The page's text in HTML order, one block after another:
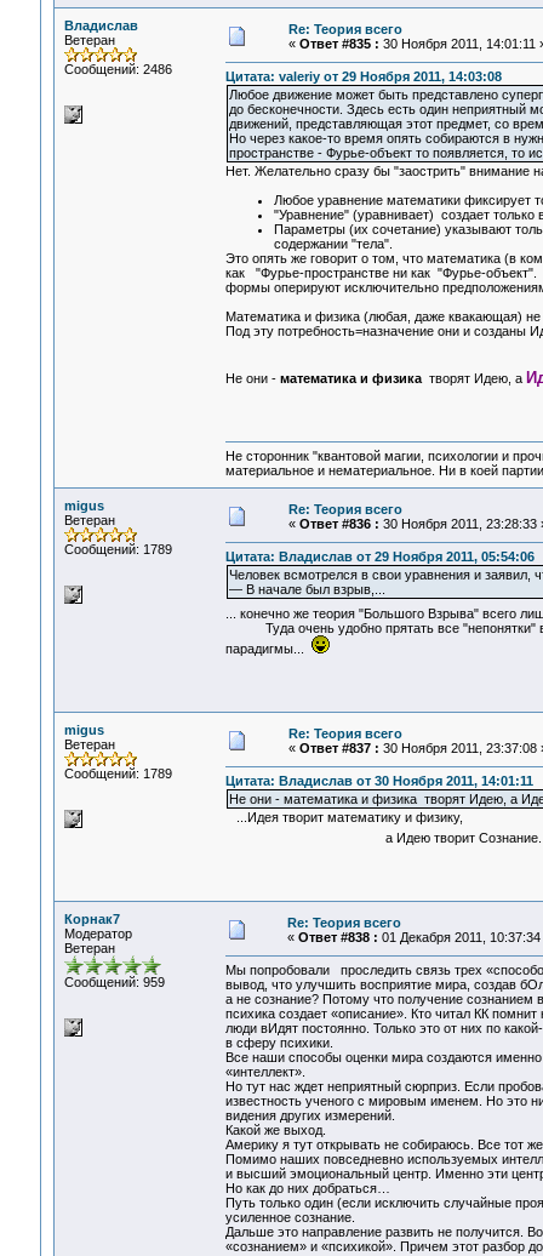
Владислав
Ветеран
Сообщений: 2486
Re: Теория всего
« Ответ #835 : 30 Ноября 2011, 14:01:11
Цитата: valeriy от 29 Ноября 2011, 14:03:08
Любое движение может быть представлено
до бесконечности. Здесь есть один неприятный
движений, представляющая этот предмет, со
Но через какое-то время опять собираются в
пространстве - Фурье-объект то появляется, то
Нет. Желательно сразу бы "заострить" внимание
Любое уравнение математики фиксирует
"Уравнение" (уравнивает) создает только
Параметры (их сочетание) указывают
содержании "тела".
Это опять же говорит о том, что математика (в
как "Фурье-пространстве ни как "Фурье-
формы оперируют исключительно
Математика и физика (любая, даже квакающая)
Под эту потребность=назначение они и созданы
Не они -математика и физикатворят Идею, а
Не сторонник "квантовой магии, психологии и
материальное и нематериальное. Ни в коей
migus
Ветеран
Сообщений: 1789
Re: Теория всего
« Ответ #836 : 30 Ноября 2011, 23:28:33
Цитата: Владислав от 29 Ноября 2011, 05:54:06
Человек всмотрелся в свои уравнения и заявил,
— В начале был взрыв,...
... конечно же теория "Большого Взрыва" всего
Туда очень удобно прятать все "непонятки"
парадигмы...
migus
Ветеран
Сообщений: 1789
Re: Теория всего
« Ответ #837 : 30 Ноября 2011, 23:37:08
Цитата: Владислав от 30 Ноября 2011, 14:01:11
Не они - математика и физика творят Идею, а
...Идея творит математику и физику,
а Идею творит
Корнак7
Модератор
Ветеран
Сообщений: 959
Re: Теория всего
« Ответ #838 : 01 Декабря 2011, 10:37:34
Мы попробовали проследить связь трех
вывод, что улучшить восприятие мира, создав
а не сознание? Потому что получение
психика создает «описание». Кто читал КК
люди вИдят постоянно. Только это от них по
в сферу психики.
Все наши способы оценки мира создаются
«интеллект».
Но тут нас ждет неприятный сюрприз. Если
известность ученого с мировым именем. Но это
видения других измерений.
Какой же выход.
Америку я тут открывать не собираюсь. Все тот
Помимо наших повседневно используемых
и высший эмоциональный центр. Именно эти
Но как до них добраться…
Путь только один (если исключить случайные
усиленное сознание.
Дальше это направление развить не получится.
«сознанием» и «психикой». Причем этот разбор